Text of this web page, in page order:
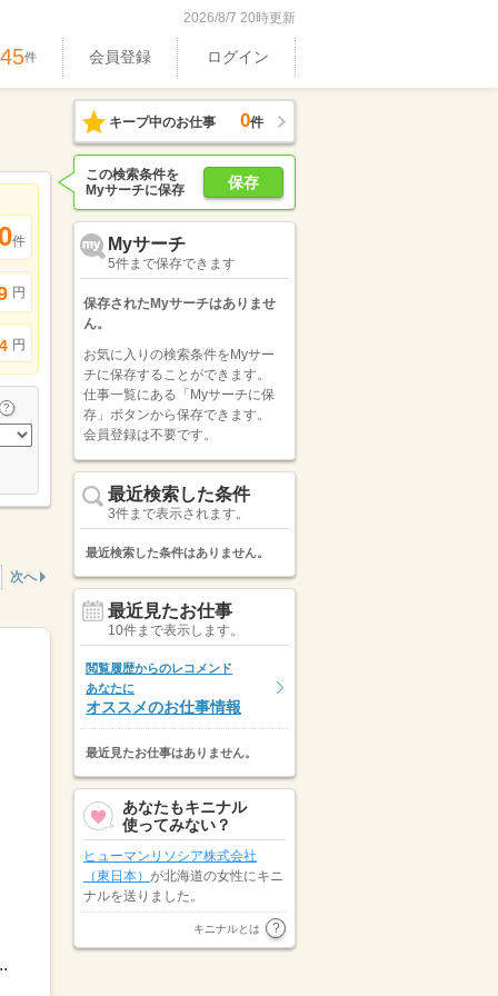
2026/8/7 20時更新
件 会員登録 ログイン
件
円
円
次へ
キープ中のお仕事 0件
保存
この検索条件を
Myサーチに保存
Myサーチ
5件まで保存できます
保存されたMyサーチはありませ
ん。
お気に入りの検索条件をMyサー
チに保存することができます。
仕事一覧にある「Myサーチに保
存」ボタンから保存できます。
会員登録は不要です。
最近検索した条件
3件まで表示されます。
最近検索した条件はありません。
最近見たお仕事
10件まで表示します。
閲覧履歴からのレコメンド
あなたに
オススメのお仕事情報
最近見たお仕事はありません。
あなたもキニナル
使ってみない？
ヒューマンリソシア株式会社
（東日本） が北海道の女性にキニ
ナルを送りました。
トランスコスモス
パートナーズ株式会社にキニナル
キニナルとは